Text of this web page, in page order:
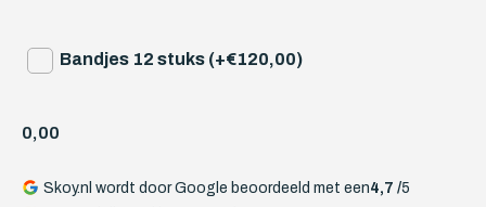
Bandjes 12 stuks (+€120,00)
0,00
Skoy.nl wordt door Google beoordeeld met een4,7 /5